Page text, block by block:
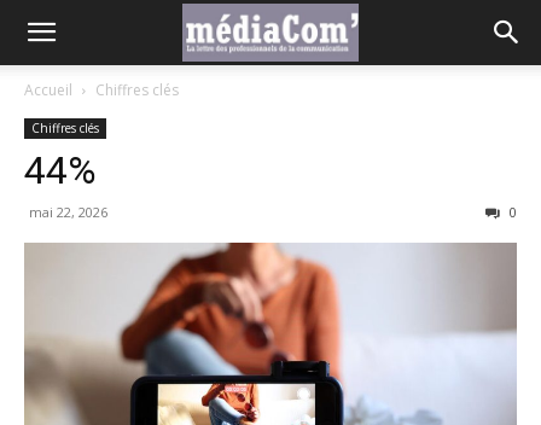
Accueil Chiffres clés
Chiffres clés
44%
mai 22, 2026 0